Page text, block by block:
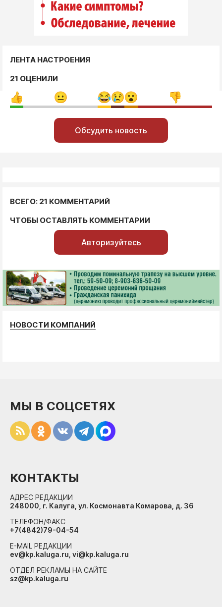
ЛЕНТА НАСТРОЕНИЯ
21 ОЦЕНИЛИ
Обсудить новость
ВСЕГО: 21 КОММЕНТАРИЙ
ЧТОБЫ ОСТАВЛЯТЬ КОММЕНТАРИИ
Авторизуйтесь
НОВОСТИ КОМПАНИЙ
МЫ В СОЦСЕТЯХ
КОНТАКТЫ
АДРЕС РЕДАКЦИИ
248000, г. Калуга, ул. Космонавта Комарова, д. 36
ТЕЛЕФОН/ФАКС
+7(4842)79-04-54
E-MAIL РЕДАКЦИИ
ev@kp.kaluga.ru, vi@kp.kaluga.ru
ОТДЕЛ РЕКЛАМЫ НА САЙТЕ
sz@kp.kaluga.ru